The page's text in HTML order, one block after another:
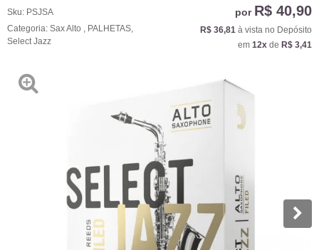
Sku: PSJSA
Categoria: Sax Alto PALHETAS
Select Jazz
por R$ 40,90
R$ 36,81 à vista no Depósito
em 12x de R$ 3,41